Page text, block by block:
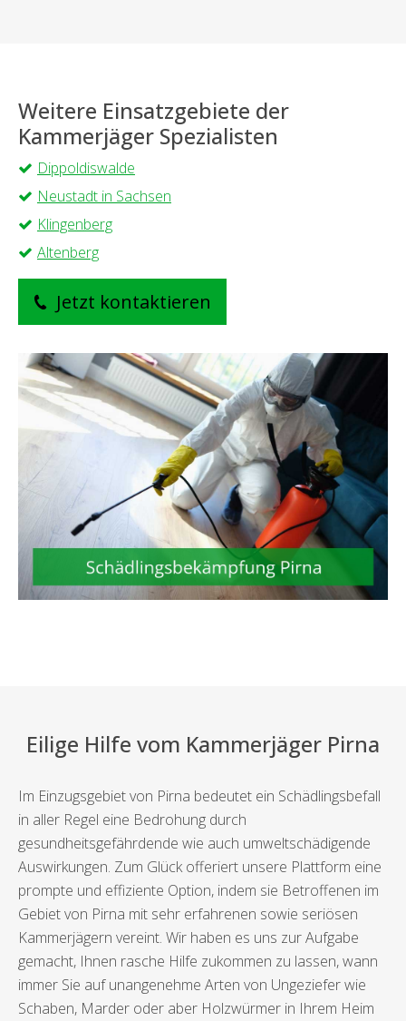
Weitere Einsatzgebiete der
Kammerjäger Spezialisten
Dippoldiswalde
Neustadt in Sachsen
Klingenberg
Altenberg
Jetzt kontaktieren
Eilige Hilfe vom Kammerjäger Pirna
Im Einzugsgebiet von Pirna bedeutet ein Schädlingsbefall
in aller Regel eine Bedrohung durch
gesundheitsgefährdende wie auch umweltschädigende
Auswirkungen. Zum Glück offeriert unsere Plattform eine
prompte und effiziente Option, indem sie Betroffenen im
Gebiet von Pirna mit sehr erfahrenen sowie seriösen
Kammerjägern vereint. Wir haben es uns zur Aufgabe
gemacht, Ihnen rasche Hilfe zukommen zu lassen, wann
immer Sie auf unangenehme Arten von Ungeziefer wie
Schaben, Marder oder aber Holzwürmer in Ihrem Heim